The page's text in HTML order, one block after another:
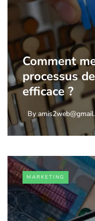
Comment
processus
efficace ?
By
MARKETING